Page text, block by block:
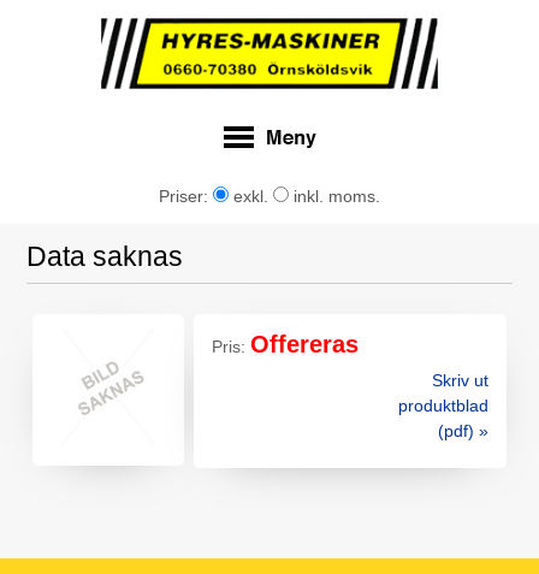
Priser: exkl. inkl. moms.
Data saknas
Pris:Offereras
Skriv ut
produktblad
(pdf) »